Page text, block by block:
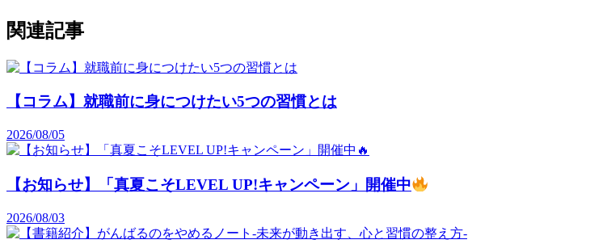
関連記事
【コラム】就職前に身につけたい5つの習慣とは
2026/08/05
【お知らせ】「真夏こそLEVEL UP!キャンペーン」開催中
2026/08/03